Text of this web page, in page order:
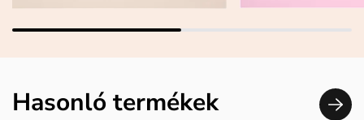
Hasonló termékek